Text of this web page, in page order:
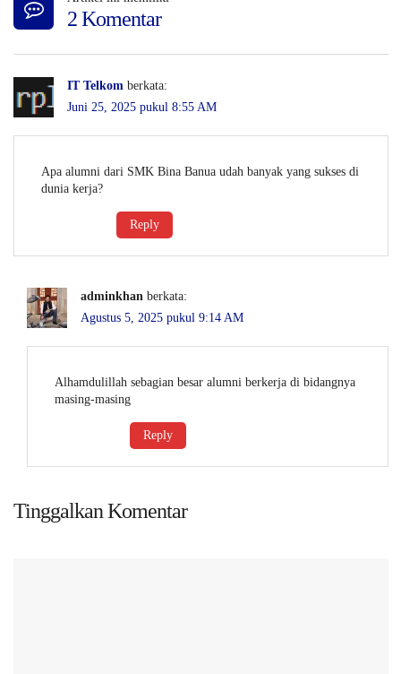
2 Komentar
IT Telkom berkata:
Juni 25, 2025 pukul 8:55 AM
Apa alumni dari SMK Bina Banua udah banyak yang sukses di
dunia kerja?
Reply
adminkhan berkata:
Agustus 5, 2025 pukul 9:14 AM
Alhamdulillah sebagian besar alumni berkerja di bidangnya
masing-masing
Reply
Tinggalkan Komentar